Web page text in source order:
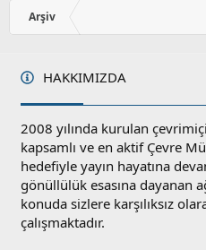
Arşiv
HAKKIMIZDA
2008 yılında kurulan
kapsamlı ve en aktif Çevre
hedefiyle yayın hayatına
gönüllülük esasına dayanan
konuda sizlere karşılıksız
çalışmaktadır.